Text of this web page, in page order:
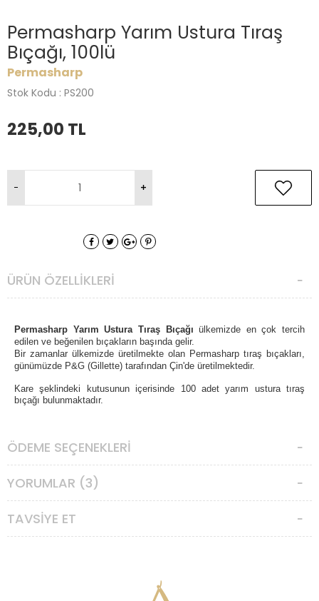
Permasharp Yarım Ustura Tıraş
Bıçağı, 100lü
Permasharp
Stok Kodu : PS200
225,00 TL
ÜRÜN ÖZELLIKLERI
Permasharp Yarım Ustura Tıraş Bıçağıülkemizde en çok tercih
edilen ve beğenilen bıçakların başında gelir.
Bir zamanlar ülkemizde üretilmekte olan Permasharp tıraş bıçakları,
günümüzde P&G (Gillette) tarafından Çin'de üretilmektedir.
Kare şeklindeki kutusunun içerisinde 100 adet yarım ustura tıraş
bıçağı bulunmaktadır.
ÖDEME SEÇENEKLERI
YORUMLAR (3)
TAVSIYE ET